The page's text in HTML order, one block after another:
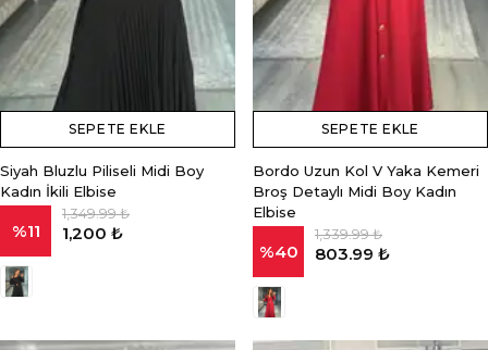
SEPETE EKLE
Siyah Bluzlu Piliseli Midi Boy
Kadın İkili Elbise
%11
1,349.99 ₺
1,200 ₺
SEPETE EKLE
Bordo Uzun Kol V Yaka Kemeri
Broş Detaylı Midi Boy Kadın
Elbise
%40
1,339.99 ₺
803.99 ₺